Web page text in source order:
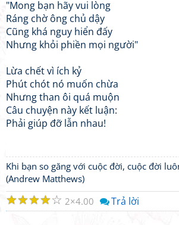
"Mong bạn hãy vui lòng
Ráng chờ ông chủ dậy
Cũng khá nguy hiển đấy
Nhưng khỏi phiền mọi người"
Lừa chết vì ích kỷ
Phút chót nó muốn chừa
Nhưng than ôi quá muộn
Câu chuyện này kết luận:
Phải giúp đỡ lẫn nhau!
Khi bạn so găng với cuộc đời, cuộc đời
(Andrew Matthews)
☆
☆
☆
☆
☆ 2 4.00 Trả lời